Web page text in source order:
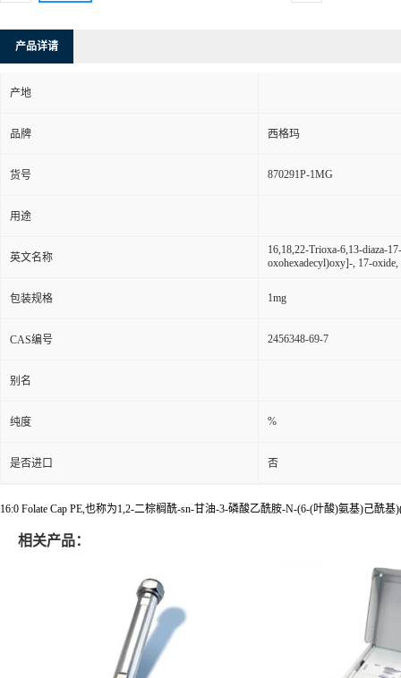
产品详请
产地
品牌 西格玛
货号 870291P-1MG
用途
英文名称
16,18,22-Trioxa-6,13-diaza-
oxohexadecyl)oxy]-, 17-
包装规格 1mg
CAS编号 2456348-69-7
别名
纯度 %
是否进口 否
16:0 Folate Cap PE,也称为1,2-二棕榈酰-sn-甘油-3-磷酸乙酰胺-N-(6-(叶酸)氨基)己酰
相关产品：